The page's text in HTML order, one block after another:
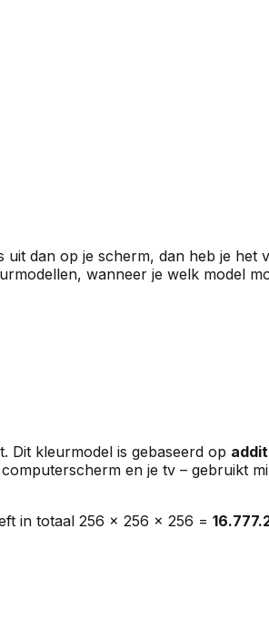
dan op je scherm, dan heb je het
wanneer je welk model
Dit kleurmodel is gebaseerd op
en je tv – gebruikt
in totaal 256 × 256 × 256 =